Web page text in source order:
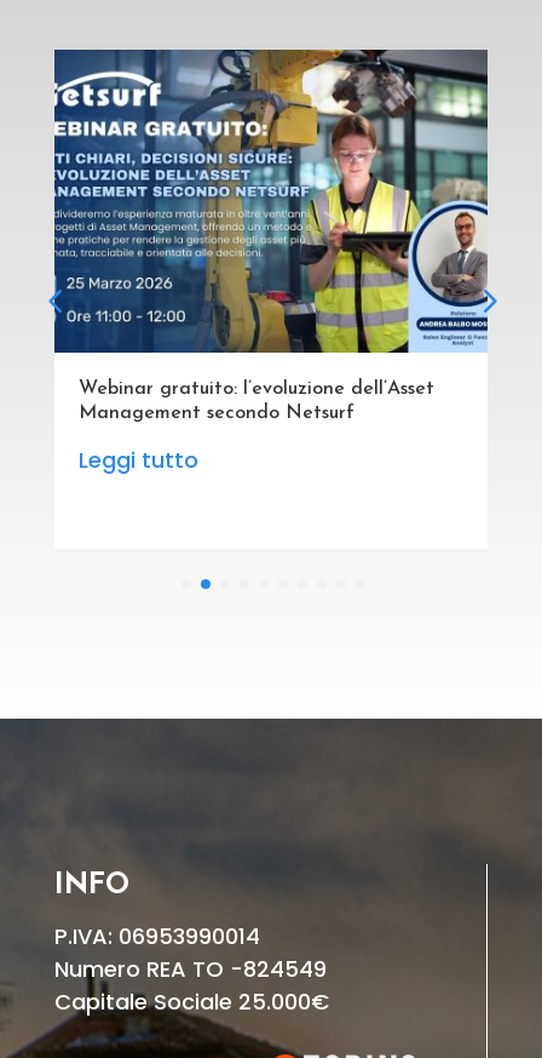
Webinar gratuito: l’evoluzione dell’Asset
Management secondo Netsurf
Leggi tutto
INFO
P.IVA: 06953990014
Numero REA TO -824549
Capitale Sociale 25.000€